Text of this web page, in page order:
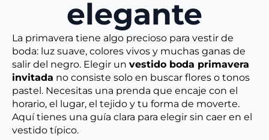
elegante
La primavera tiene algo precioso para vestir de
boda: luz suave, colores vivos y muchas ganas de
salir del negro. Elegir un vestido boda primavera
invitada no consiste solo en buscar flores o tonos
pastel. Necesitas una prenda que encaje con el
horario, el lugar, el tejido y tu forma de moverte.
Aquí tienes una guía clara para elegir sin caer en el
vestido típico.